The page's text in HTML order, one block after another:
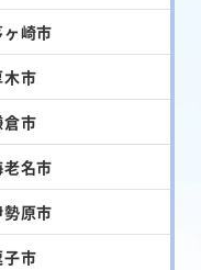
ヶ崎市
木市
倉市
老名市
勢原市
子市